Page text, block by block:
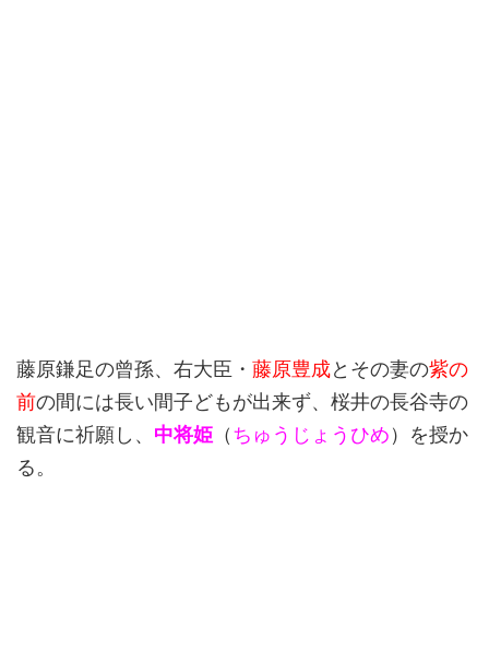
藤原鎌足の曾孫、右大臣・ 藤原豊成とその妻の紫の
前の間には長い間子どもが出来ず、桜井の長谷寺の
観音に祈願し、 中将姫 （ちゅうじょうひめ）を授か
る。